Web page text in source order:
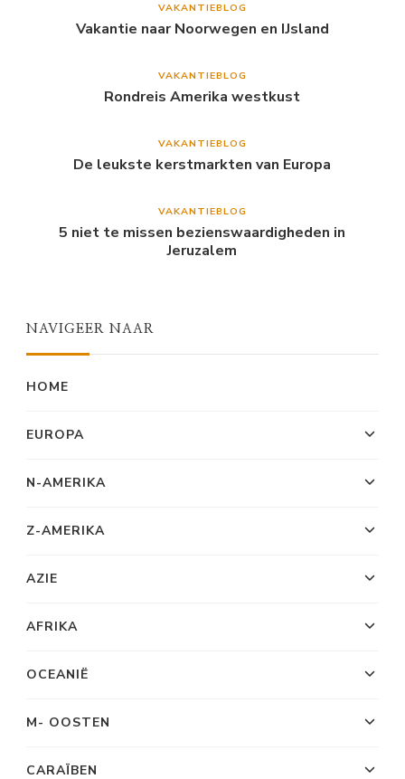
VAKANTIEBLOG
Vakantie naar Noorwegen en IJsland
VAKANTIEBLOG
Rondreis Amerika westkust
VAKANTIEBLOG
De leukste kerstmarkten van Europa
VAKANTIEBLOG
5 niet te missen bezienswaardigheden in
Jeruzalem
NAVIGEER NAAR
HOME
EUROPA
N-AMERIKA
Z-AMERIKA
AZIE
AFRIKA
OCEANIË
M- OOSTEN
CARAÏBEN